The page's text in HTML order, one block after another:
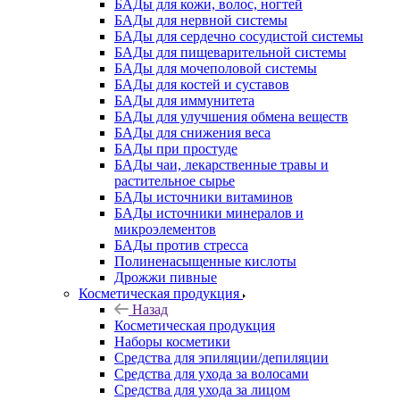
БАДы для кожи, волос, ногтей
БАДы для нервной системы
БАДы для сердечно сосудистой системы
БАДы для пищеварительной системы
БАДы для мочеполовой системы
БАДы для костей и суставов
БАДы для иммунитета
БАДы для улучшения обмена веществ
БАДы для снижения веса
БАДы при простуде
БАДы чаи, лекарственные травы и
растительное сырье
БАДы источники витаминов
БАДы источники минералов и
микроэлементов
БАДы против стресса
Полиненасыщенные кислоты
Дрожжи пивные
Косметическая продукция
Назад
Косметическая продукция
Наборы косметики
Средства для эпиляции/депиляции
Средства для ухода за волосами
Средства для ухода за лицом